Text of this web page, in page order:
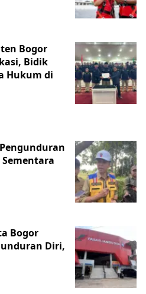
Bogor
Bidik
Hukum di
Sementara
Bogor
Diri,